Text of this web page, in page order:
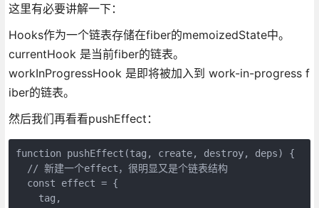
这里有必要讲解一下：
Hooks作为一个链表存储在fiber的memoizedState中。
currentHook 是当前fiber的链表。
workInProgressHook 是即将被加入到 work-in-progress f
iber的链表。
然后我们再看看pushEffect：
function pushEffect(tag, create, destroy, deps) {
  // 新建一个effect，很明显又是个链表结构
  const effect = {
    tag,